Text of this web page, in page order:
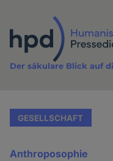
Inhalt
Der säkulare Blick auf
GESELLSCHAFT
Anthroposophie